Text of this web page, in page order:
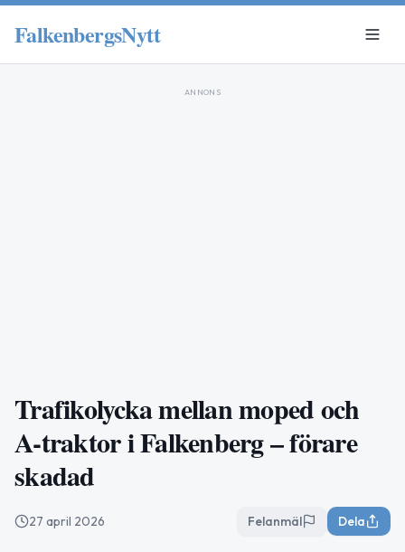
FalkenbergsNytt
ANNONS
Trafikolycka mellan moped och
A-traktor i Falkenberg – förare
skadad
27 april 2026 Felanmäl Dela